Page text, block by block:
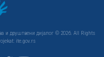
и друштвени дијалог © 2026. All Rights
ite.gov.rs